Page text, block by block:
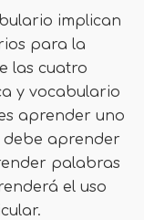
implican
para la
las cuatro
y vocabulario
aprender uno
debe aprender
palabras
el uso